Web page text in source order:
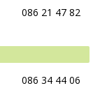
086 21 47 82
086 34 44 06